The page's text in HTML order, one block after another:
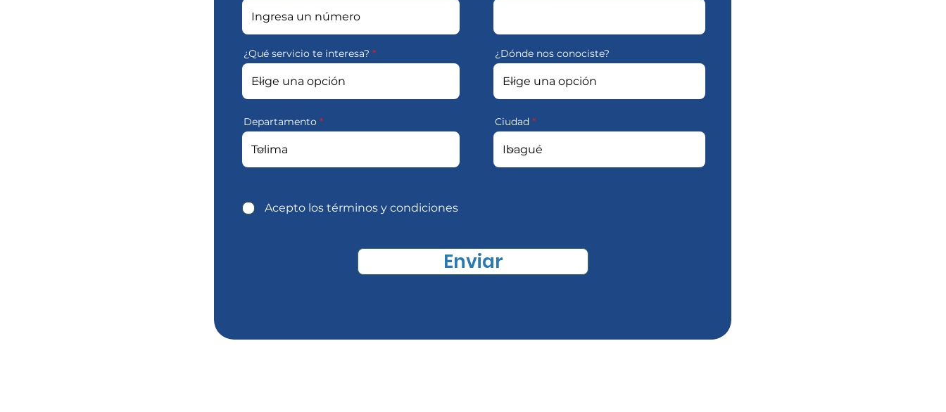
¿Qué servicio te interesa?
Departamento
¿Dónde nos conociste?
Ciudad
Acepto los términos y condiciones
Enviar